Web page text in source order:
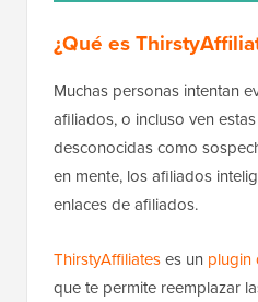
¿Qué es
Muchas personas intentan
afiliados, o incluso ven
desconocidas como
en mente, los afiliados
enlaces de afiliados.
ThirstyAffiliateses un plugin
que te permite reemplazar